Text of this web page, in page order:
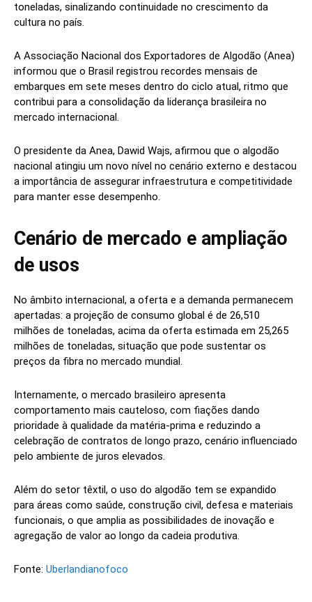
toneladas, sinalizando continuidade no crescimento da
cultura no país.
A Associação Nacional dos Exportadores de Algodão (Anea)
informou que o Brasil registrou recordes mensais de
embarques em sete meses dentro do ciclo atual, ritmo que
contribui para a consolidação da liderança brasileira no
mercado internacional.
O presidente da Anea, Dawid Wajs, afirmou que o algodão
nacional atingiu um novo nível no cenário externo e destacou
a importância de assegurar infraestrutura e competitividade
para manter esse desempenho.
Cenário de mercado e ampliação
de usos
No âmbito internacional, a oferta e a demanda permanecem
apertadas: a projeção de consumo global é de 26,510
milhões de toneladas, acima da oferta estimada em 25,265
milhões de toneladas, situação que pode sustentar os
preços da fibra no mercado mundial.
Internamente, o mercado brasileiro apresenta
comportamento mais cauteloso, com fiações dando
prioridade à qualidade da matéria-prima e reduzindo a
celebração de contratos de longo prazo, cenário influenciado
pelo ambiente de juros elevados.
Além do setor têxtil, o uso do algodão tem se expandido
para áreas como saúde, construção civil, defesa e materiais
funcionais, o que amplia as possibilidades de inovação e
agregação de valor ao longo da cadeia produtiva.
Fonte: Uberlandianofoco